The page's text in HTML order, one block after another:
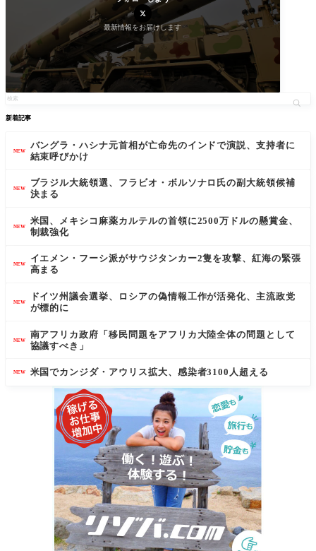
最新情報をお届けします
新着記事
NEW
バングラ・ハシナ元首相が亡命先のインドで演説、支持者に
結束呼びかけ
NEW
ブラジル大統領選、フラビオ・ボルソナロ氏の副大統領候補
決まる
NEW
米国、メキシコ麻薬カルテルの首領に2500万ドルの懸賞金、
制裁強化
NEW
イエメン・フーシ派がサウジタンカー2隻を攻撃、紅海の緊張
高まる
NEW
ドイツ州議会選挙、ロシアの偽情報工作が活発化、主流政党
が標的に
NEW
南アフリカ政府「移民問題をアフリカ大陸全体の問題として
協議すべき」
NEW 米国でカンジダ・アウリス拡大、感染者3100人超える